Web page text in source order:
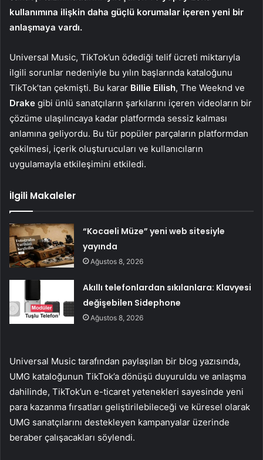
kullanımına ilişkin daha güçlü korumalar içeren yeni bir
anlaşmaya vardı.
Universal Music, TikTok’un ödediği telif ücreti miktarıyla
ilgili sorunlar nedeniyle bu yılın başlarında kataloğunu
TikTok’tan çekmişti. Bu karar Billie Eilish, The Weeknd ve
Drake gibi ünlü sanatçıların şarkılarını içeren videoların bir
çözüme ulaşılıncaya kadar platformda sessiz kalması
anlamına geliyordu. Bu tür popüler parçaların platformdan
çekilmesi, içerik oluşturucuları ve kullanıcıların
uygulamayla etkileşimini etkiledi.
İlgili Makaleler
“Kocaeli Müze” yeni web sitesiyle
yayında
Ağustos 8, 2026
Akıllı telefonlardan sıkılanlara: Klavyesi
değişebilen Sidephone
Ağustos 8, 2026
Universal Music tarafından paylaşılan bir blog yazısında,
UMG kataloğunun TikTok’a dönüşü duyuruldu ve anlaşma
dahilinde, TikTok’un e-ticaret yetenekleri sayesinde yeni
para kazanma fırsatları geliştirilebileceği ve küresel olarak
UMG sanatçılarını destekleyen kampanyalar üzerinde
beraber çalışacakları söylendi.